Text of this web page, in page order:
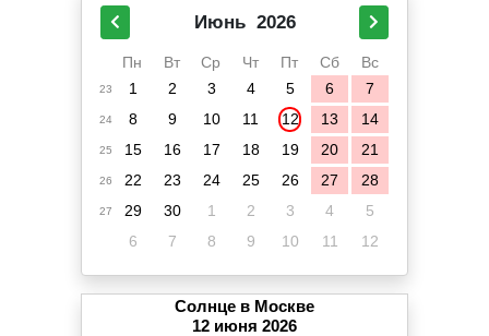
Июнь 2026
Пн Вт Ср Чт Пт Сб Вс
23 1 2 3 4 5 6 7
24 8 9 10 11 12 13 14
25 15 16 17 18 19 20 21
26 22 23 24 25 26 27 28
27 29 30 1 2 3 4
5
6
7 8 9 10 11 12
Солнце в Москве
12 июня 2026